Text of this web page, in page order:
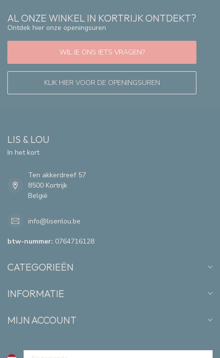
AL ONZE WINKEL IN KORTRIJK ONTDEKT?
Ontdek hier onze openingsuren
WIL JE ONS IETS VRAGEN?
KLIK HIER VOOR DE OPENINGSUREN
LIS & LOU
In het kort
Ten akkerdreef 57
8500 Kortrijk
België
info@lisenlou.be
btw-nummer: 0764716128
CATEGORIEËN
INFORMATIE
MIJN ACCOUNT